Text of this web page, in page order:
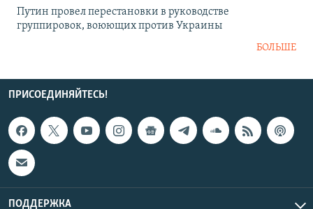
Путин провел перестановки в руководстве
группировок, воюющих против Украины
БОЛЬШЕ
ПРИСОЕДИНЯЙТЕСЬ!
ПОДДЕРЖКА